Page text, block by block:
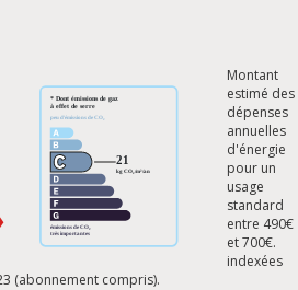
Montant
estimé des
dépenses
annuelles
d'énergie
pour un
usage
standard
entre 490€
et 700€.
indexées
(abonnement compris).